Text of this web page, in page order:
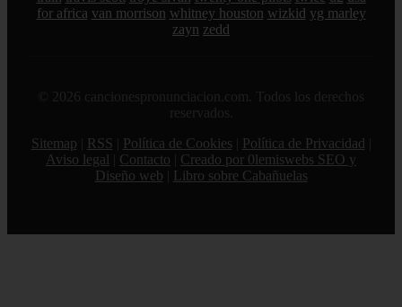
for africa van morrison whitney houston wizkid yg marley
zayn zedd
© 2026 cancionespronunciacion.com. Todos los derechos
reservados.
Sitemap
RSS Política de Cookies Política de Privacidad
Aviso legal
Contacto
Creado por 0lemiswebs SEO y
Diseño web
Libro sobre Cabañuelas